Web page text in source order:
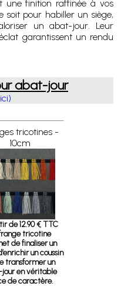
une finition raffinée à vos
soit pour habiller un siège,
un abat-jour. Leur
garantissent un rendu
abat-jour
tricotines -
10cm
de 12.90 € TTC
tricotine
de finaliser un
un coussin
transformer un
en véritable
de caractère.